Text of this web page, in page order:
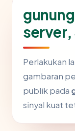
server,
Perlakukan
gambaran
publik pada
sinyal kuat